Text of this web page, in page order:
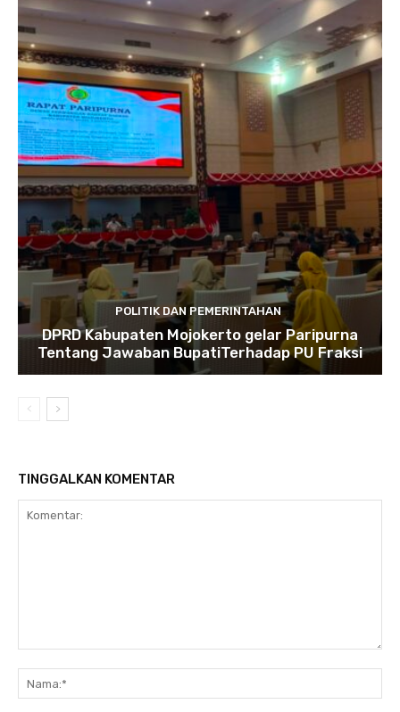
POLITIK DAN PEMERINTAHAN
DPRD Kabupaten Mojokerto gelar Paripurna
Tentang Jawaban BupatiTerhadap PU Fraksi
TINGGALKAN KOMENTAR